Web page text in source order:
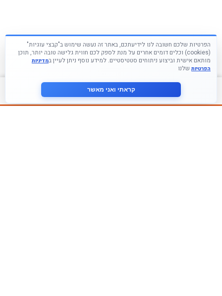
צור קשר
הפרטיות שלכם חשובה לנו לידיעתכם, באתר זה נעשה שימוש ב"קבצי עוגיות"
(cookies) וכלים דומים אחרים על מנת לספק לכם חווית גלישה טובה יותר, תוכן
מותאם אישית וביצוע ניתוחים סטטיסטיים. למידע נוסף ניתן לעיין במדיניות
הפרטיות שלנו
קראתי ואני מאשר